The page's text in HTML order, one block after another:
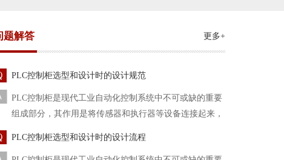
题解答 更多+
PLC控制柜选型和设计时的设计规范
PLC控制柜是现代工业自动化控制系统中不可或缺的重要
组成部分，其作用是将传感器和执行器等设备连接起来，
PLC控制柜选型和设计时的设计流程